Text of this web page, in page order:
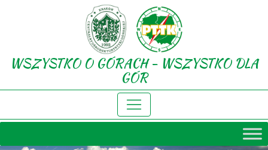
WSZYSTKO O GÓRACH - WSZYSTKO DLA
GÓR